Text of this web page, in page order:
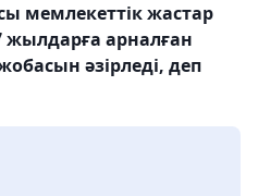
мемлекеттік жастар
жылдарға арналған
әзірледі, деп